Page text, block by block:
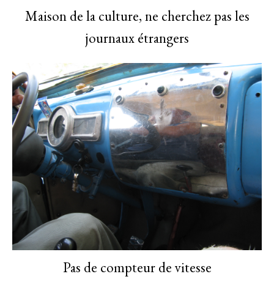
Maison de la culture, ne cherchez pas les
journaux étrangers
Pas de compteur de vitesse